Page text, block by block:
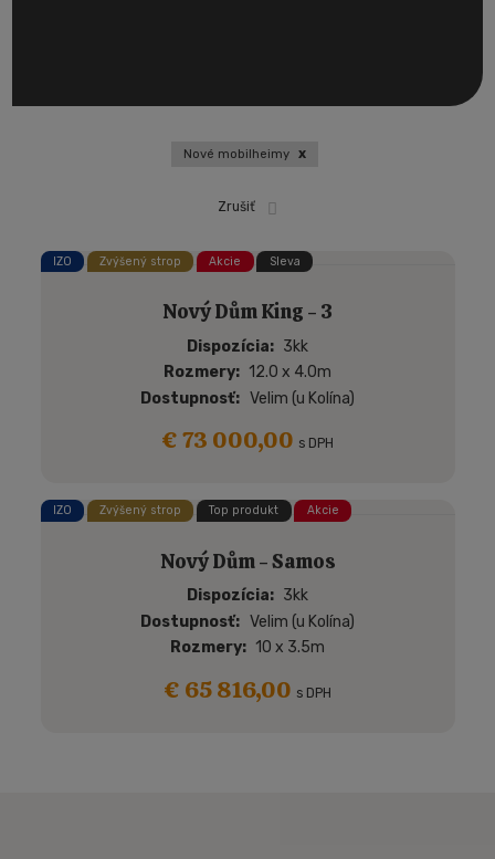
Nové mobilheimy x
Zrušiť
Nový Dům King - 3
Dispozícia
3kk
Rozmery
12.0 x 4.0m
Dostupnosť
Velim (u Kolína)
€ 73 000,00 s DPH
IZO Zvýšený strop Akcie Sleva
Nový Dům - Samos
Dispozícia
3kk
Dostupnosť
Velim (u Kolína)
Rozmery
10 x 3.5m
€ 65 816,00 s DPH
IZO Zvýšený strop Top produkt Akcie